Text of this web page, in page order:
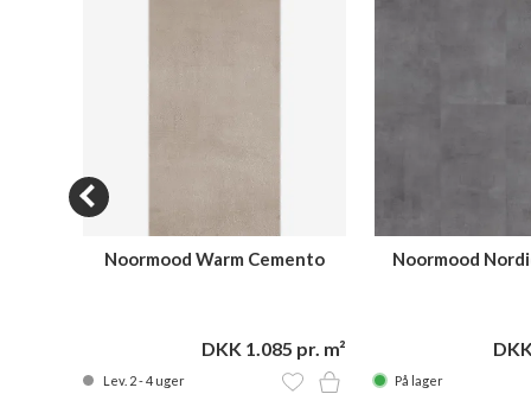
Noormood Warm Cemento
DKK 1.085 pr. m²
Lev. 2 - 4 uger
Noormood
På lager